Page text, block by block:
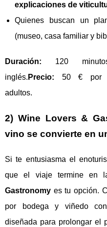
explicaciones de
Quienes buscan un
(museo, casa familiar y
Duración: 120
inglés. Precio: 50 € por
adultos.
2) Wine Lovers &
vino se convierte en
Si te entusiasma el
que el viaje termine en
Gastronomy es tu opción.
por bodega y viñedo
diseñada para prolongar el